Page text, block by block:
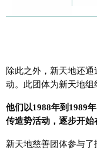
除此之外，新天地还
动。此团体为新天地组
他们以1988年到1989
传造势活动，逐步开始
新天地慈善团体参与